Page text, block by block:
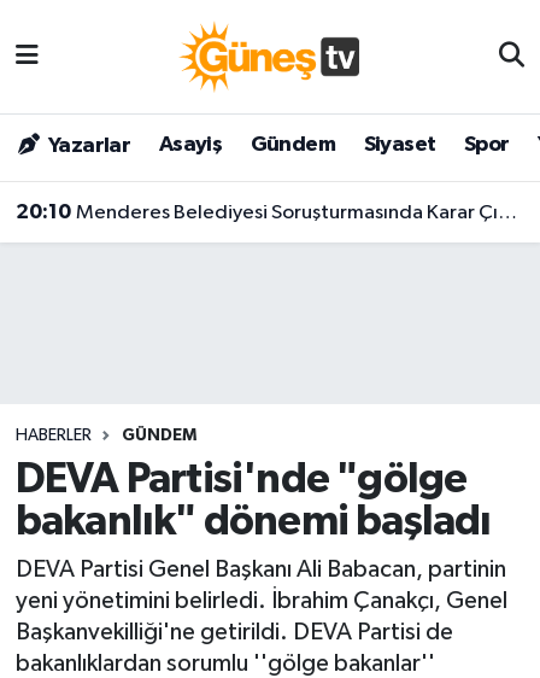
Yazarlar Asayiş Gündem Siyaset Spor
20:10 Menderes Belediyesi Soruşturmasında Karar Çıktı! Başkan Ve 9 Kişi Tutuklandı
HABERLER GÜNDEM
DEVA Partisi'nde "gölge
bakanlık" dönemi başladı
DEVA Partisi Genel Başkanı Ali Babacan, partinin
yeni yönetimini belirledi. İbrahim Çanakçı, Genel
Başkanvekilliği'ne getirildi. DEVA Partisi de
bakanlıklardan sorumlu ''gölge bakanlar''
Bilim & Teknoloji
Dünya
Magazin
Siyaset
Spor
Yaşam
Malatya Nöbetçi Eczaneler
Malatya Hava Durumu
Malatya Namaz Vakitleri
Son Dakika Haberleri
Haber Arşivi